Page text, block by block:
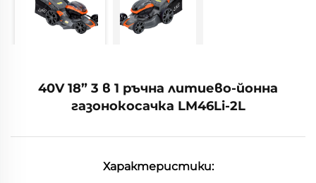
40V 18” 3 в 1 ръчна литиево-йонна
газонокосачка LM46Li-2L
Характеристики: